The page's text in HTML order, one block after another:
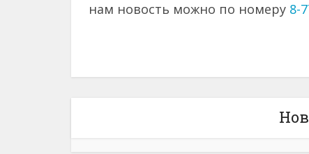
нам новость можно по номеру 8-